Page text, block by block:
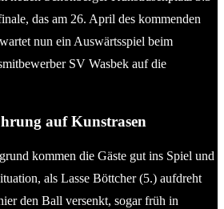
das am 26. April des kommenden
nun ein Auswärtsspiel beim
SV Wasbek auf die
auf Kunstrasen
kommen die Gäste gut ins Spiel und
als Lasse Böttcher (5.) aufdreht
den Ball versenkt, sogar früh in